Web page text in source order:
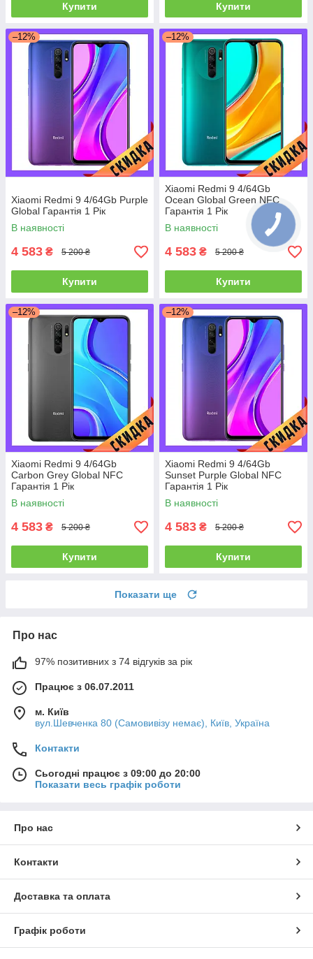
Купити Купити
–12%
Xiaomi Redmi 9 4/64Gb Purple
Global Гарантія 1 Рік
В наявності
4 583 ₴ 5 200 ₴
Купити
–12%
Xiaomi Redmi 9 4/64Gb
Ocean Global Green NFC
Гарантія 1 Рік
В наявності
4 583 ₴ 5 200 ₴
Купити
–12%
Xiaomi Redmi 9 4/64Gb
Carbon Grey Global NFC
Гарантія 1 Рік
В наявності
4 583 ₴ 5 200 ₴
Купити
–12%
Xiaomi Redmi 9 4/64Gb
Sunset Purple Global NFC
Гарантія 1 Рік
В наявності
4 583 ₴ 5 200 ₴
Купити
Показати ще
Про нас
97% позитивних з 74 відгуків за рік
Працює з 06.07.2011
м. Київ
вул.Шевченка 80 (Самовивізу немає), Київ, Україна
Контакти
Сьогодні працює з 09:00 до 20:00
Показати весь графік роботи
Про нас
Контакти
Доставка та оплата
Графік роботи